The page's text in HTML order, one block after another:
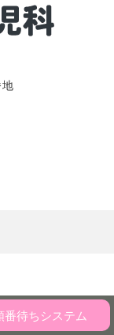
番待ちシステム